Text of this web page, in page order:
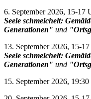
6. September 2026, 15-17
Seele schmeichelt:
Generationen" und
13. September 2026, 15-
Seele schmeichelt:
Generationen" und
15. September 2026,